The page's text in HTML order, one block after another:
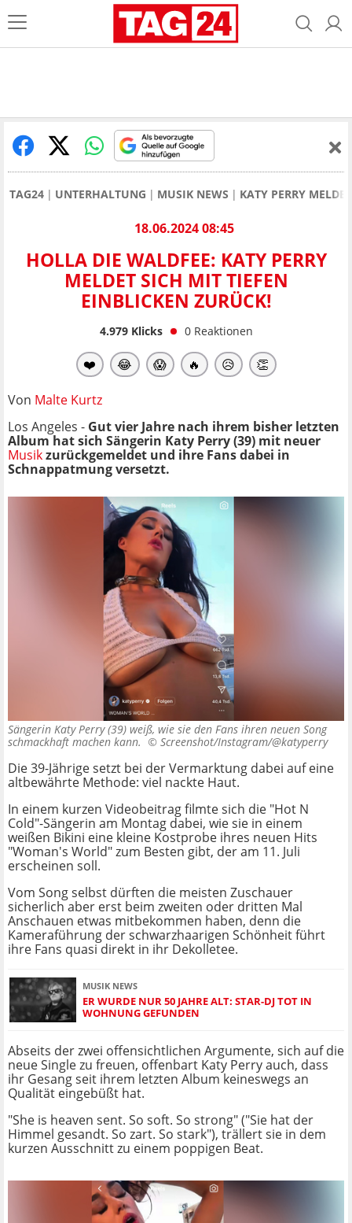
TAG24 UNTERHALTUNG MUSIK NEWS KATY PERRY
18.06.2024 08:45
HOLLA DIE WALDFEE: KATY PERRY
MELDET SICH MIT TIEFEN
EINBLICKEN ZURÜCK!
4.979Klicks 0 Reaktionen
❤️ 😂 😱 🔥 😥 👏
Von Malte Kurtz
Los Angeles - Gut vier Jahre nach ihrem bisher letzten
Album hat sich Sängerin Katy Perry (39) mit neuer
Musikzurückgemeldet und ihre Fans dabei in
Schnappatmung versetzt.
Sängerin Katy Perry (39) weiß, wie sie den Fans ihren neuen Song
schmackhaft machen kann. © Screenshot/Instagram/@katyperry
Die 39-Jährige setzt bei der Vermarktung dabei auf eine
altbewährte Methode: viel nackte Haut.
In einem kurzen Videobeitrag filmte sich die "Hot N
Cold"-Sängerin am Montag dabei, wie sie in einem
weißen Bikini eine kleine Kostprobe ihres neuen Hits
"Woman's World" zum Besten gibt, der am 11. Juli
erscheinen soll.
Vom Song selbst dürften die meisten Zuschauer
sicherlich aber erst beim zweiten oder dritten Mal
Anschauen etwas mitbekommen haben, denn die
Kameraführung der schwarzhaarigen Schönheit führt
ihre Fans quasi direkt in ihr Dekolletee.
MUSIK NEWS
ER WURDE NUR 50 JAHRE ALT: STAR-DJ TOT IN
WOHNUNG GEFUNDEN
Abseits der zwei offensichtlichen Argumente, sich auf die
neue Single zu freuen, offenbart Katy Perry auch, dass
ihr Gesang seit ihrem letzten Album keineswegs an
Qualität eingebüßt hat.
"She is heaven sent. So soft. So strong" ("Sie hat der
Himmel gesandt. So zart. So stark"), trällert sie in dem
kurzen Ausschnitt zu einem poppigen Beat.